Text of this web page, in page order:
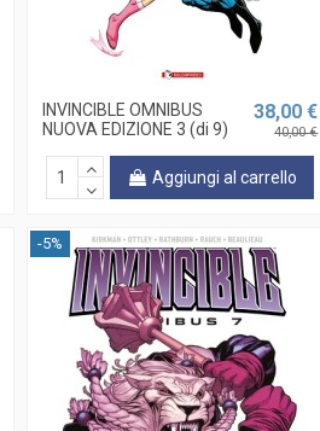
INVINCIBLE OMNIBUS
NUOVA EDIZIONE 3 (di 9)
38,00 €
40,00 €
Aggiungi al carrello
-5%